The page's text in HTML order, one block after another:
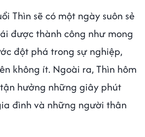
Thìn sẽ có một ngày suôn sẻ
được thành công như mong
đột phá trong sự nghiệp,
không ít. Ngoài ra, Thìn hôm
hưởng những giây phút
đình và những người thân